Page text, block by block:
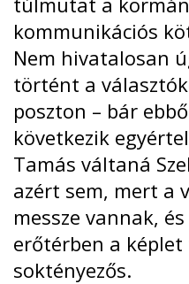
kommunikációs
Nem hivatalosan
történt a
poszton – bár
következik
Tamás váltaná
azért sem, mert a
messze vannak,
erőtérben a
soktényezős.